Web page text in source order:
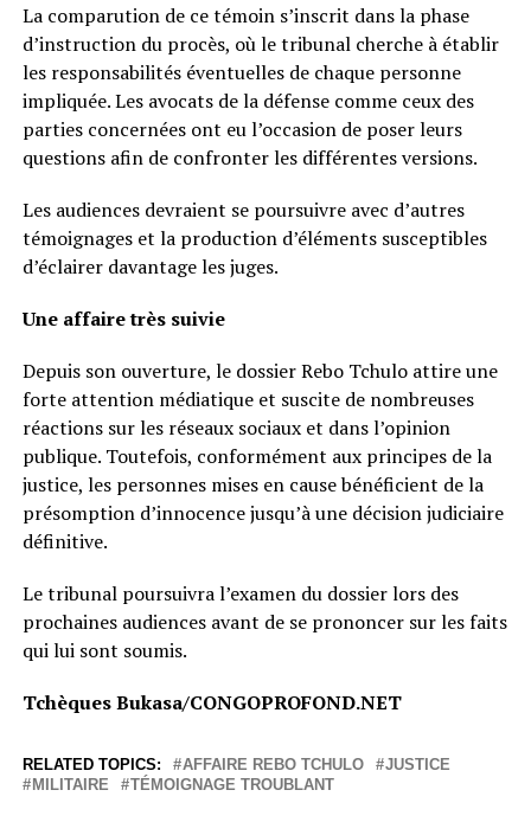
La comparution de ce témoin s’inscrit dans la phase
d’instruction du procès, où le tribunal cherche à établir
les responsabilités éventuelles de chaque personne
impliquée. Les avocats de la défense comme ceux des
parties concernées ont eu l’occasion de poser leurs
questions afin de confronter les différentes versions.
Les audiences devraient se poursuivre avec d’autres
témoignages et la production d’éléments susceptibles
d’éclairer davantage les juges.
Une affaire très suivie
Depuis son ouverture, le dossier Rebo Tchulo attire une
forte attention médiatique et suscite de nombreuses
réactions sur les réseaux sociaux et dans l’opinion
publique. Toutefois, conformément aux principes de la
justice, les personnes mises en cause bénéficient de la
présomption d’innocence jusqu’à une décision judiciaire
définitive.
Le tribunal poursuivra l’examen du dossier lors des
prochaines audiences avant de se prononcer sur les faits
qui lui sont soumis.
Tchèques Bukasa/CONGOPROFOND.NET
RELATED TOPICS: AFFAIRE REBO TCHULO
JUSTICE
MILITAIRE
TÉMOIGNAGE TROUBLANT